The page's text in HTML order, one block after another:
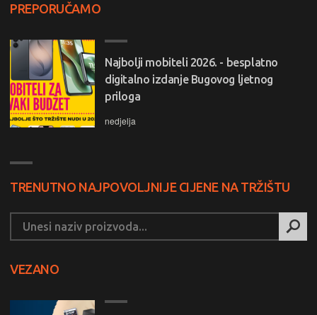
PREPORUČAMO
Najbolji mobiteli 2026. - besplatno
digitalno izdanje Bugovog ljetnog
priloga
nedjelja
TRENUTNO NAJPOVOLJNIJE CIJENE NA TRŽIŠTU
VEZANO